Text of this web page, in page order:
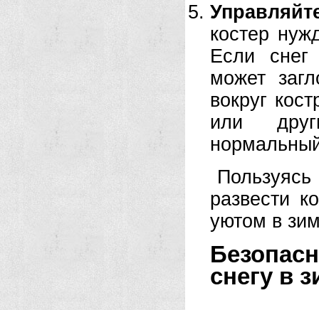
костер
Если снег
может
вокруг
или
развести
уютом в
снегу в